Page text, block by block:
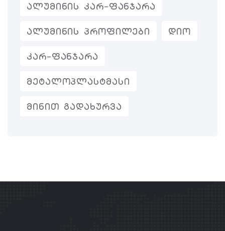
ᲐᲚᲣᲛᲘᲜᲘᲡ ᲙᲐᲠ-ᲤᲐᲜᲯᲐᲠᲐ
ᲐᲚᲣᲛᲘᲜᲘᲡ ᲞᲠᲝᲤᲘᲚᲔᲑᲘ ᲓᲘᲝ
ᲙᲐᲠ-ᲤᲐᲜᲯᲐᲠᲐ
ᲛᲔᲢᲐᲚᲝᲞᲚᲐᲡᲢᲛᲐᲡᲘ
ᲛᲘᲜᲘᲗ ᲒᲐᲓᲐᲮᲣᲠᲕᲐ